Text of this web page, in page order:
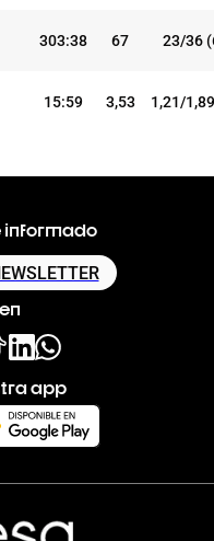
303:38 67 23/36
15:59 3,53 1,21/
informado
app